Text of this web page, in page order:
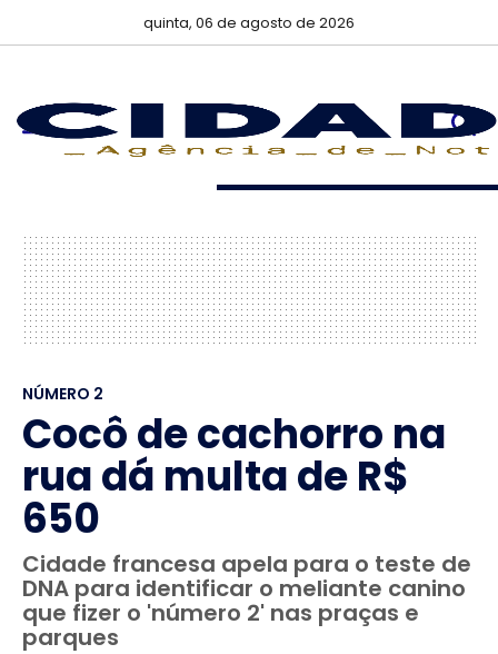
quinta, 06 de agosto de 2026
NÚMERO 2
Cocô de cachorro na
rua dá multa de R$
650
Cidade francesa apela para o teste de
DNA para identificar o meliante canino
que fizer o 'número 2' nas praças e
parques